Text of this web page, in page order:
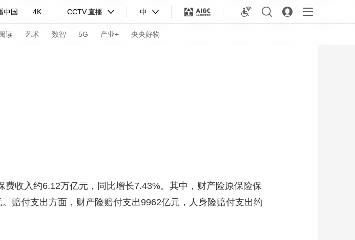
中国 4K CCTV.直播 中
读 艺术 数智 5G 产业+ 央央好物
国足 国际足球 网球 综合体育 亚冬会
收入约6.12万亿元，同比增长7.43%。其中，财产险原保险保
赔付支出方面，财产险赔付支出9962亿元，人身险赔付支出约